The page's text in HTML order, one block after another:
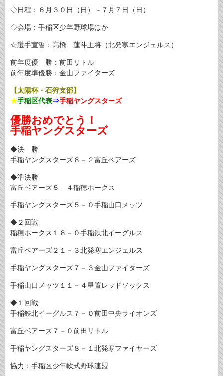
◇日程：６月３０日（日）～７月７日（日）
◇会場：手稲区少年野球場ほか
☆選手宣誓：高橋 蓮斗主将（北発寒エンジェルス）
前年度優 勝：前田リトル
前年度準優勝：金山ファイターズ
【太陽杯・石狩支部】
★手稲区代表⇒手稲ヤングスターズ
優勝おめでとう！
手稲ヤングスターズ
◆決 勝
手稲ヤングスターズ８－２富丘ベアーズ
◆準決勝
富丘ベアーズ５－４稲穂ホークス
手稲ヤングスターズ５－０手稲山口メッツ
◆２回戦
稲穂ホークス１８－０手稲鉄北イーグルス
富丘ベアーズ２１－３北発寒エンジェルス
手稲ヤングスターズ７－３金山ファイターズ
手稲山口メッツ１１－４星置レッドソックス
◆１回戦
手稲鉄北イーグルス７－０前田中央ライオンズ
富丘ベアーズ７－０前田リトル
手稲ヤングスターズ８－１北発寒ファイヤーズ
協力：手稲区少年軟式野球連盟